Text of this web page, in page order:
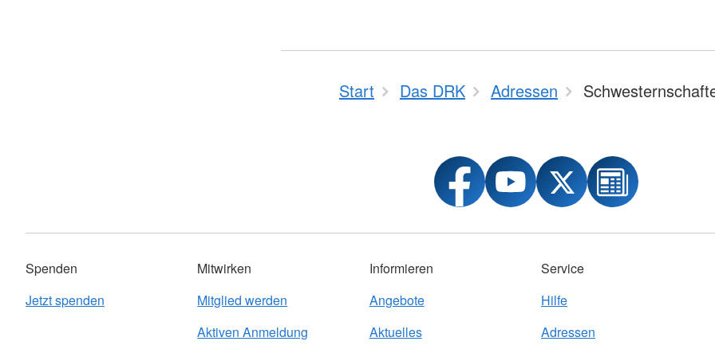
Start Das DRK Adressen
Spenden
Jetzt spenden
Mitwirken
Mitglied werden
Aktiven Anmeldung
Informieren
Angebote
Aktuelles
Service
Hilfe
Adressen